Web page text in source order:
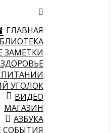
ГЛАВНАЯ
ЗАМЕТКИ
УГОЛОК
ВИДЕО
МАГАЗИН
АЗБУКА
СОБЫТИЯ